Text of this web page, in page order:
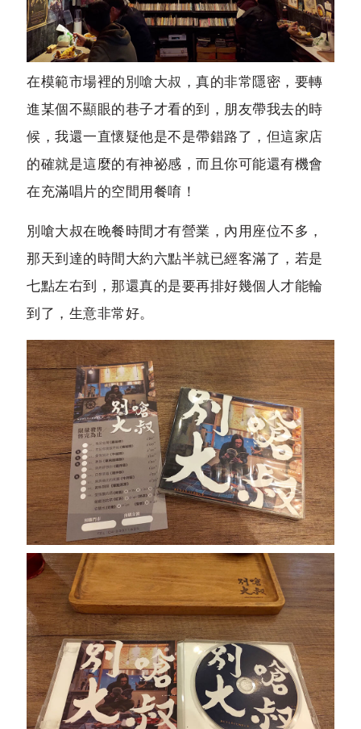
在模範市場裡的別嗆大叔 ，真的非常隱密，要轉
進某個不顯眼的巷子才看的到，朋友帶我去的時
候，我還一直懷疑他是不是帶錯路了，但這家店
的確就是這麼的有神祕感，而且你可能還有機會
在充滿唱片的空間用餐唷！
別嗆大叔在晚餐時間才有營業，內用座位不多，
那天到達的時間大約六點半就已經客滿了，若是
七點左右到，那還真的是要再排好幾個人才能輪
到了，生意非常好。